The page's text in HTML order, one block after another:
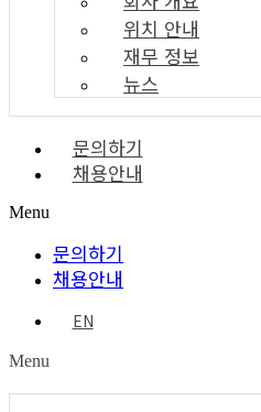
위치 안내
재무 정보
뉴스
문의하기
채용안내
Menu
문의하기
채용안내
EN
Menu